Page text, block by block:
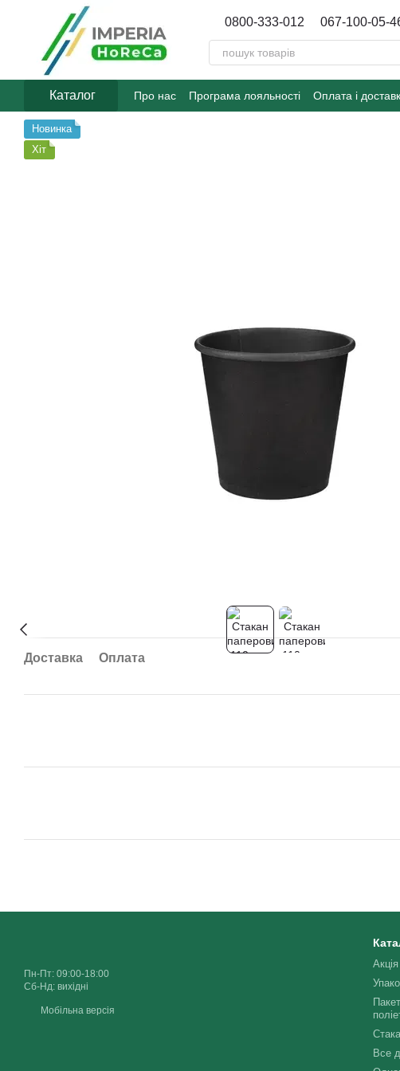
Перейти до основного контенту
0800-333-012 067-100-05-
Каталог Про нас Програма лояльності Оплата і
Договір публічної оферти
Блог
Новинка
Хіт
Доставка Оплата
Пн-Пт: 09:00-18:00
Сб-Нд: вихідні
Мобільна версія
Акція
Все